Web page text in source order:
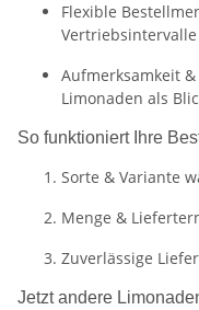
Flexible
Vertriebsintervalle
Aufmerksamkeit
Limonaden als
So funktioniert Ihre
Sorte & Variante
Menge &
Zuverlässige
Jetzt andere